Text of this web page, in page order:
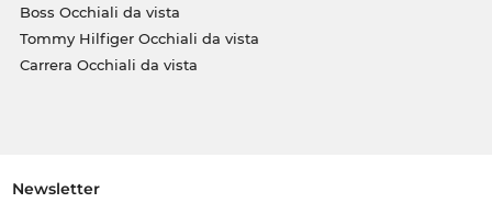
Boss Occhiali da vista
Tommy Hilfiger Occhiali da vista
Carrera Occhiali da vista
Newsletter